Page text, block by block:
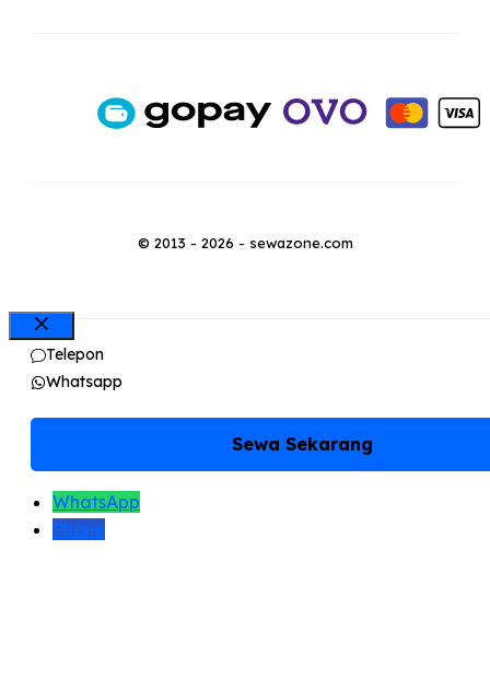
© 2013 - 2026 - sewazone.com
Close
Telepon
Whatsapp
Sewa Sekarang
WhatsApp
Phone